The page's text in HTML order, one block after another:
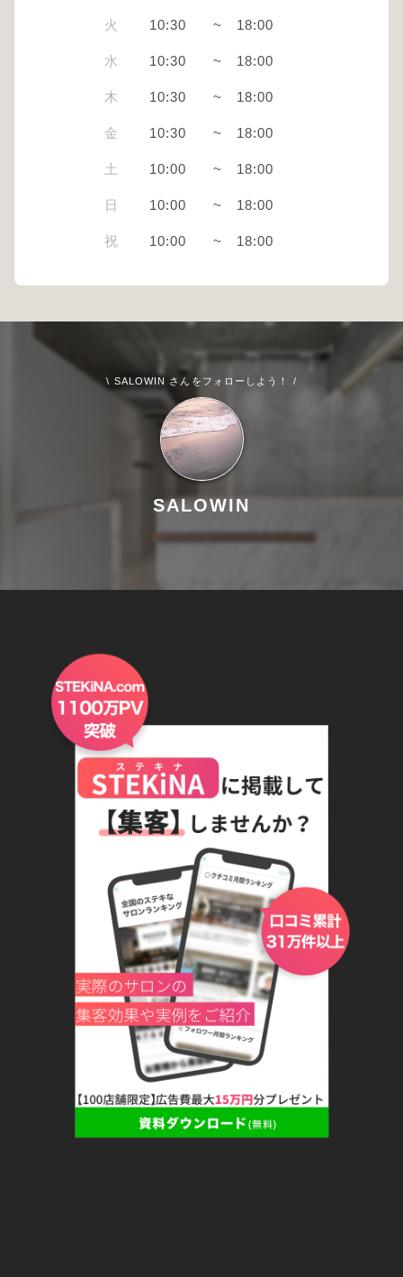
火 10:30 ~ 18:00
水 10:30 ~ 18:00
木 10:30 ~ 18:00
金 10:30 ~ 18:00
土 10:00 ~ 18:00
日 10:00 ~ 18:00
祝 10:00 ~ 18:00
\ SALOWIN さんをフォローしよう！ /
SALOWIN